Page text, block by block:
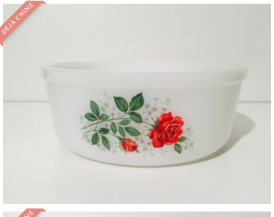
DÉJÀ CHINÉ